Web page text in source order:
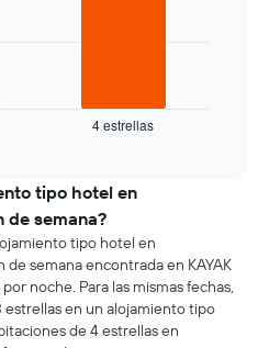
4 estrellas
tipo hotel en
de semana?
tipo hotel en
semana encontrada en KAYAK
noche. Para las mismas fechas,
en un alojamiento tipo
de 4 estrellas en